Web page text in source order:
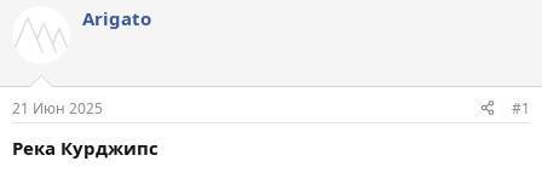
о
т
е
м
ы
т
а
а
л
Arigato
21 Июн 2025 #1
Река Курджипс